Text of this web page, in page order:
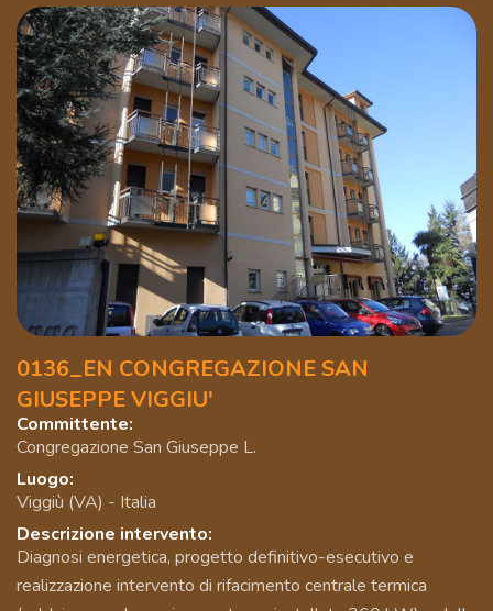
0136_EN CONGREGAZIONE SAN
GIUSEPPE VIGGIU'
Committente:
Congregazione San Giuseppe L.
Luogo:
Viggiù (VA) - Italia
Descrizione intervento:
Diagnosi energetica, progetto definitivo-esecutivo e
realizzazione intervento di rifacimento centrale termica